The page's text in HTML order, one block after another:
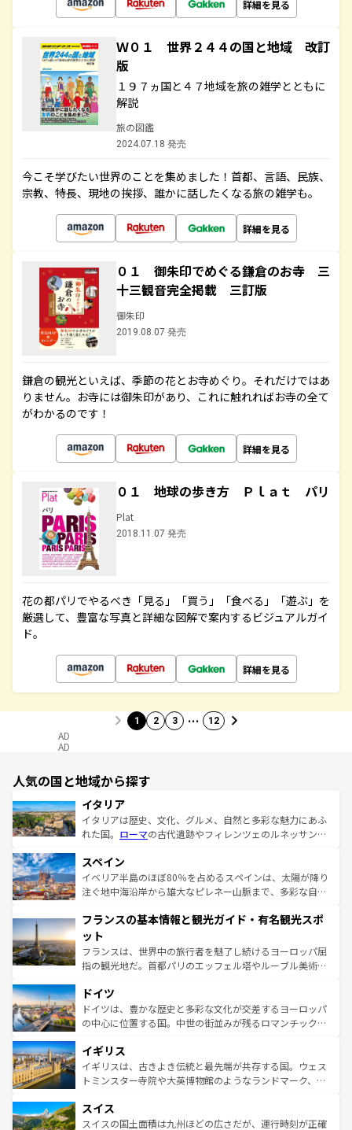
詳細を見る
Ｗ０１ 世界２４４の国と地域 改訂
版
１９７ヵ国と４７地域を旅の雑学とともに
解説
旅の図鑑
2024.07.18 発売
今こそ学びたい世界のことを集めました！首都、言語、民族、
宗教、特長、現地の挨拶、誰かに話したくなる旅の雑学も。
詳細を見る
０１ 御朱印でめぐる鎌倉のお寺 三
十三観音完全掲載 三訂版
御朱印
2019.08.07 発売
鎌倉の観光といえば、季節の花とお寺めぐり。それだけではあ
りません。お寺には御朱印があり、これに触れればお寺の全て
がわかるのです！
詳細を見る
０１ 地球の歩き方 Ｐｌａｔ パリ
Plat
2018.11.07 発売
花の都パリでやるべき「見る」「買う」「食べる」「遊ぶ」を
厳選して、豊富な写真と詳細な図解で案内するビジュアルガイ
ド。
詳細を見る
1 2 3 … 12
AD
AD
人気の国と地域から探す
イタリア
イタリアは歴史、文化、グルメ、自然と多彩な魅力にあふ
れた国。 ローマの古代遺跡やフィレンツェのルネッサンス
ろん、トスカーナの美しい田園風景やアマルフィ海岸の絶
景など、自然景観も見逃せない。観光の合間には、本場の
ピザやパスタなど、絶品のイタリア料理を堪能することも
ませてくれるイタリアで、忘れられない旅をしてみよう！
なお、新着のイタリア情報は
しい。
スペイン
イベリア半島のほぼ80％を占めるスペインは、太陽が降り
注ぐ地中海沿岸から雄大なピレネー山脈まで、多彩な自然
文化が根付くこの国では、情熱的なフラメンコ、熱気あふ
れる闘牛、そして美味しいタパスが生活の一部となってい
る。首都マドリードの洗練された雰囲気や、バルセロナの
アートに溢れた街角から、地方では古代ローマ遺跡や中世
せる。地方によって風土や気候が異なるスペインはその個
性で訪れる人を魅了する。 なお、新着のスペイン情報は コ
ンテンツ一覧を参照してほしい。
フランスの基本情報と観光ガイド・有名観光スポ
ット
フランスは、世界中の旅行者を魅了し続けるヨーロッパ屈
指の観光地だ。首都パリのエッフェル塔やルーブル美術館
で、幅広い魅力が詰まっている。華麗な宮殿、歴史的な大
聖堂、美しいビーチ、そして豊かな自然が、訪れる者を心
から魅了する。また、フランスは美食の国としても知ら
いる。シャンパンの発祥地であるランス、プロヴァンスの
香り高いラベンダー畑など、多彩な楽しみ方が可能だ。さ
らに、パリ以外の地域にも魅力が溢れており、どの街角に
れる地方に足を運ぶとそれぞれで全く異なる文化を体験で
きるだろう。 なお、新着のフランス情報はコンテンツ一覧
ドイツ
ドイツは、豊かな歴史と多彩な文化が交差するヨーロッパ
の中心に位置する国。中世の街並みが残るロマンチック街
顔を持つこの国は、どこを歩いても飽きることがない。ベ
ルリンの文化的活気、バイエルン州のアルプスの絶景、そ
してライン川沿いのワイン畑といった風景は必見。ビール
は、お酒好きな人にはぜひ体験してほしい。 なお、新着の
ドイツ情報はコンテンツ一覧を参照してほしい。
イギリス
イギリスは、古きよき伝統と最先端が共存する国。ウェス
トミンスター寺院や大英博物館のようなランドマーク、歴
リアごとに異なる魅力がある。また、優雅なアフタヌーン
ティー、ビール好きにはたまらない英国パブ、サッカー観
スイス
スイスの国土面積は九州ほどの広さだが、運行時刻が正確